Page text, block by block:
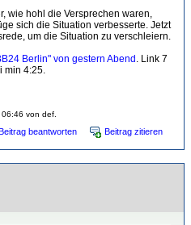
wie hohl die Versprechen waren,
sich die Situation verbesserte. Jetzt
um die Situation zu verschleiern.
Berlin" von gestern Abend . Link 7
min 4:25.
von def.
beantworten Beitrag zitieren